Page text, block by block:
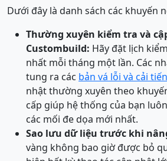
Dưới đây là danh sách các khuyến
Thường xuyên kiểm tra và
Custombuild: Hãy đặt lịch
nhất mỗi tháng một lần. Các
tung ra các bản vá lỗi và cải
nhật thường xuyên theo
cấp giúp hệ thống của bạn
các mối đe dọa mới nhất.
Sao lưu dữ liệu trước khi
vàng không bao giờ được bỏ